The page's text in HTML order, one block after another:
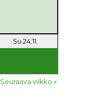
Su 24.11.
Seuraava viikko »